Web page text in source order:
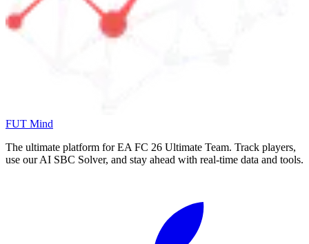
FUT Mind
The ultimate platform for EA FC 26 Ultimate Team. Track players,
use our AI SBC Solver, and stay ahead with real-time data and tools.